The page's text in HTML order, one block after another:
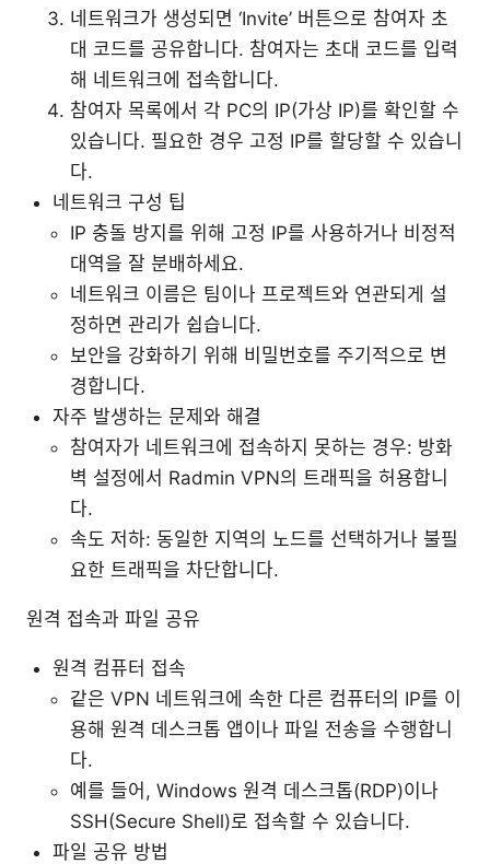
네트워크가 생성되면 ‘Invite’ 버튼으로 참여자 초
대 코드를 공유합니다. 참여자는 초대 코드를 입력
해 네트워크에 접속합니다.
참여자 목록에서 각 PC의 IP(가상 IP)를 확인할 수
있습니다. 필요한 경우 고정 IP를 할당할 수 있습니
다.
네트워크 구성 팁
IP 충돌 방지를 위해 고정 IP를 사용하거나 비정적
대역을 잘 분배하세요.
네트워크 이름은 팀이나 프로젝트와 연관되게 설
정하면 관리가 쉽습니다.
보안을 강화하기 위해 비밀번호를 주기적으로 변
경합니다.
자주 발생하는 문제와 해결
참여자가 네트워크에 접속하지 못하는 경우: 방화
벽 설정에서 Radmin VPN의 트래픽을 허용합니
다.
속도 저하: 동일한 지역의 노드를 선택하거나 불필
요한 트래픽을 차단합니다.
원격 접속과 파일 공유
원격 컴퓨터 접속
같은 VPN 네트워크에 속한 다른 컴퓨터의 IP를 이
용해 원격 데스크톱 앱이나 파일 전송을 수행합니
다.
예를 들어, Windows 원격 데스크톱(RDP)이나
SSH(Secure Shell)로 접속할 수 있습니다.
파일 공유 방법